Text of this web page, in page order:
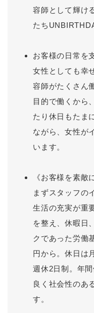
容師として輝け
たち
お客様の日常を
女性としても幸
容師がたくさん
目的で働くから
たり休日もたま
ながら、女性が
います。
《お客様を素敵
まずスタッフの
生活の充実が重
を整え、休暇日
クであった労働
円から。休日は
週休2日制。年
良く社会性のあ
す。